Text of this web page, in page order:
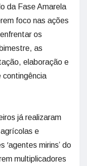
da Fase Amarela
foco nas ações
os
as
elaboração e
contingência
já realizaram
e
mirinsʼ do
multiplicadores